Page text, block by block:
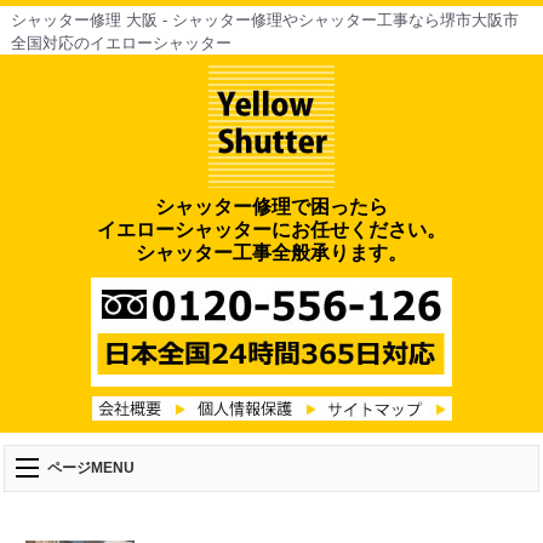
シャッター修理 大阪 - シャッター修理やシャッター工事なら堺市大阪市
全国対応のイエローシャッター
シャッター修理で困ったら
イエローシャッターにお任せください。
シャッター工事全般承ります。
ページMENU